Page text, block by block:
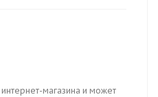
магазина и может